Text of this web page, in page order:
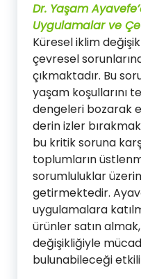
Dr. Yaşam
Uygulamalar ve
Küresel iklim
çevresel
çıkmaktadır. Bu
yaşam koşullarını
dengeleri bozarak
derin izler
bu kritik soruna
toplumların
sorumluluklar
getirmektedir.
uygulamalara
ürünler satın
değişikliğiyle
bulunabileceği etkili